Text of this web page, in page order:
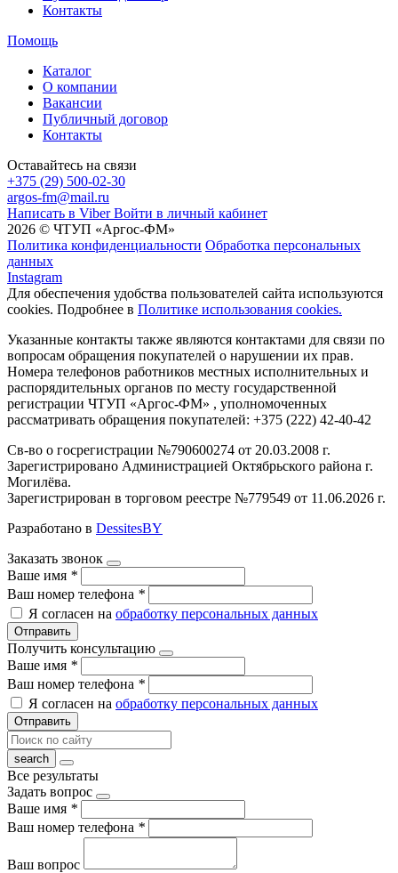
Контакты
Помощь
Каталог
О компании
Вакансии
Публичный договор
Контакты
Оставайтесь на связи
+375 (29) 500-02-30
argos-fm@mail.ru
Написать в Viber Войти в личный кабинет
2026 © ЧТУП «Аргос-ФМ»
Политика конфиденциальности Обработка персональных
данных
Instagram
Для обеспечения удобства пользователей сайта используются
cookies. Подробнее в Политике использования cookies.
Указанные контакты также являются контактами для связи по
вопросам обращения покупателей о нарушении их прав.
Номера телефонов работников местных исполнительных и
распорядительных органов по месту государственной
регистрации ЧТУП «Аргос-ФМ» , уполномоченных
рассматривать обращения покупателей: +375 (222) 42-40-42
Св-во о госрегистрации №790600274 от 20.03.2008 г.
Зарегистрировано Администрацией Октябрьского района г.
Могилёва.
Зарегистрирован в торговом реестре №779549 от 11.06.2026 г.
Разработано в DessitesBY
Заказать звонок
Ваше имя *
Ваш номер телефона *
Я согласен на обработку персональных данных
Отправить
Получить консультацию
Ваше имя *
Ваш номер телефона *
Я согласен на обработку персональных данных
Отправить
Все результаты
Задать вопрос
Ваше имя *
Ваш номер телефона *
Ваш вопрос